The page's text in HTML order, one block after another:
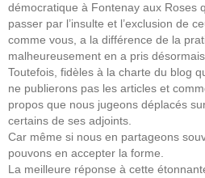
démocratique à Fontenay aux Roses
passer par l’insulte et l’exclusion de
comme vous, a la différence de la
malheureusement en a pris désormais
Toutefois, fidèles à la charte du blog
ne publierons pas les articles et
propos que nous jugeons déplacés
certains de ses adjoints.
Car même si nous en partageons
pouvons en accepter la forme.
La meilleure réponse à cette